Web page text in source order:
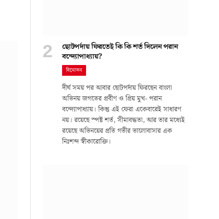
ছোটপর্দায় ফিরতেই কি কি শর্ত দিলেন পরান
বন্দ্যোপাধ্যায়?
বিনোদন
দীর্ঘ সময় পর আবার ছোটপর্দায় ফিরছেন বাংলা
অভিনয় জগতের প্রবীণ ও প্রিয় মুখ- পরান
বন্দ্যোপাধ্যায়। কিন্তু এই ফেরা একেবারেই সাধারণ
নয়। রয়েছে স্পষ্ট শর্ত, সীমাবদ্ধতা, আর তার মধ্যেই
রয়েছে অভিনয়ের প্রতি গভীর ভালোবাসার এক
নিঃশব্দ স্বীকারোক্তি।